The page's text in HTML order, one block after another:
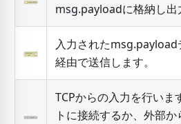
msg.payloadに格納し出
入力された
経由で送信します。
TCPからの入力を行いま
トに接続するか、外部